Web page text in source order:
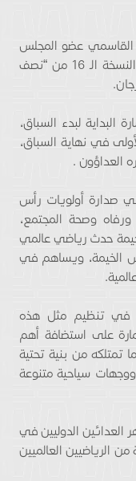
عضو المجلس
الأعلى حاكم رأس الخيمة، اليوم، انطلاق النسخة الـ 16 من “نصف
لبدء السباق،
في نهاية السباق،
العداؤون .
صدارة أولويات رأس
ورفاه وصحة المجتمع،
حدث رياضي عالمي
الخيمة، ويساهم في
في تنظيم مثل هذه
على استضافة أهم
تمتلكه من بنية تحتية
سياحية متنوعة
الدوليين في
الرياضيين العالميين